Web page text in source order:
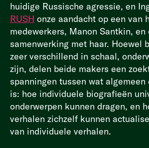
huidige Russische agressie, en
RUSH onze aandacht op een van
medewerkers, Manon Santkin,
samenwerking met haar. Hoewel
zeer verschillend in schaal,
zijn, delen beide makers een
spanningen tussen wat
is: hoe individuele biografieën
onderwerpen kunnen dragen, en
verhalen zichzelf kunnen
van individuele verhalen.